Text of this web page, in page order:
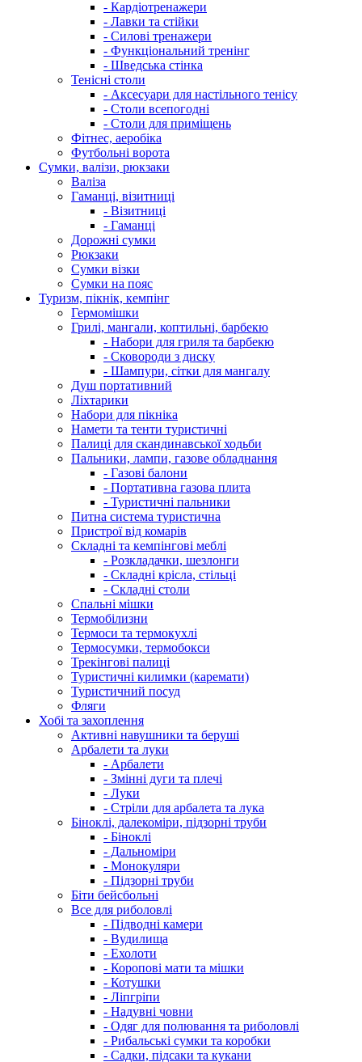
- Кардіотренажери
- Лавки та стійки
- Силові тренажери
- Функціональний тренінг
- Шведська стінка
Тенісні столи
- Аксесуари для настільного тенісу
- Столи всепогодні
- Столи для приміщень
Фітнес, аеробіка
Футбольні ворота
Сумки, валізи, рюкзаки
Валіза
Гаманці, візитниці
- Візитниці
- Гаманці
Дорожні сумки
Рюкзаки
Сумки візки
Сумки на пояс
Туризм, пікнік, кемпінг
Гермомішки
Грилі, мангали, коптильні, барбекю
- Набори для гриля та барбекю
- Сковороди з диску
- Шампури, сітки для мангалу
Душ портативний
Ліхтарики
Набори для пікніка
Намети та тенти туристичні
Палиці для скандинавської ходьби
Пальники, лампи, газове обладнання
- Газові балони
- Портативна газова плита
- Туристичні пальники
Питна система туристична
Пристрої від комарів
Складні та кемпінгові меблі
- Розкладачки, шезлонги
- Складні крісла, стільці
- Складні столи
Спальні мішки
Термобілизни
Термоси та термокухлі
Термосумки, термобокси
Трекінгові палиці
Туристичні килимки (каремати)
Туристичний посуд
Фляги
Хобі та захоплення
Активні навушники та беруші
Арбалети та луки
- Арбалети
- Змінні дуги та плечі
- Луки
- Стріли для арбалета та лука
Біноклі, далекоміри, підзорні труби
- Біноклі
- Дальноміри
- Монокуляри
- Підзорні труби
Біти бейсбольні
Все для риболовлі
- Підводні камери
- Вудилища
- Ехолоти
- Коропові мати та мішки
- Котушки
- Ліпгріпи
- Надувні човни
- Одяг для полювання та риболовлі
- Рибальські сумки та коробки
- Садки, підсаки та кукани